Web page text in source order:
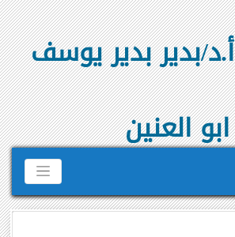
أ.د/بدير بدير يوسف
ابو العنين